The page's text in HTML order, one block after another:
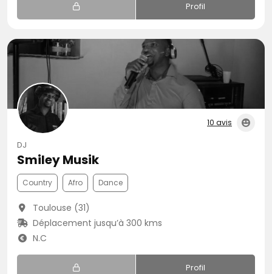
Profil
10 avis
DJ
Smiley Musik
Country Afro Dance
Toulouse (31)
Déplacement jusqu’à 300 kms
N.C
Profil